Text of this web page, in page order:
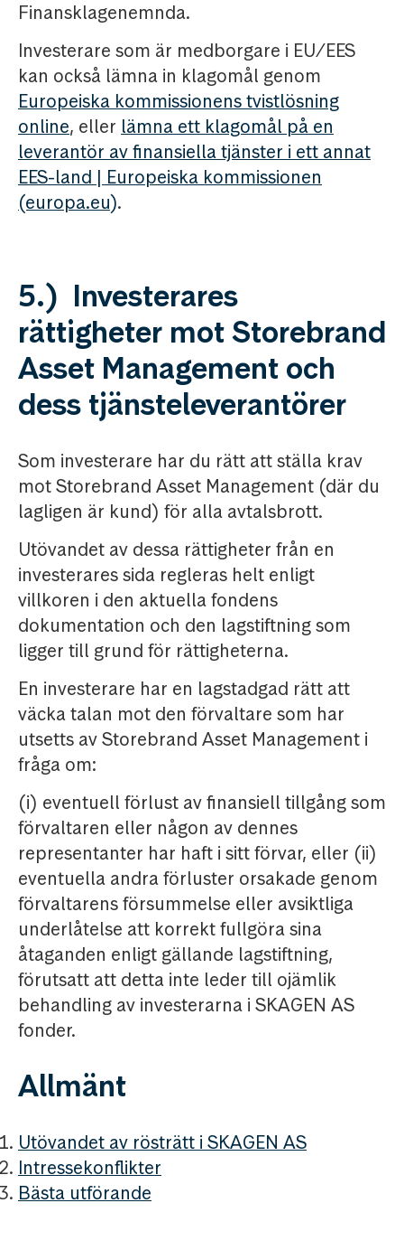
Finansklagenemnda.
Investerare som är medborgare i EU/EES
kan också lämna in klagomål genom
Europeiska kommissionens tvistlösning
online, eller lämna ett klagomål på en
leverantör av finansiella tjänster i ett annat
EES-land | Europeiska kommissionen
(europa.eu).
5.) Investerares
rättigheter mot Storebrand
Asset Management och
dess tjänsteleverantörer
Som investerare har du rätt att ställa krav
mot Storebrand Asset Management (där du
lagligen är kund) för alla avtalsbrott.
Utövandet av dessa rättigheter från en
investerares sida regleras helt enligt
villkoren i den aktuella fondens
dokumentation och den lagstiftning som
ligger till grund för rättigheterna.
En investerare har en lagstadgad rätt att
väcka talan mot den förvaltare som har
utsetts av Storebrand Asset Management i
fråga om:
(i) eventuell förlust av finansiell tillgång som
förvaltaren eller någon av dennes
representanter har haft i sitt förvar, eller (ii)
eventuella andra förluster orsakade genom
förvaltarens försummelse eller avsiktliga
underlåtelse att korrekt fullgöra sina
åtaganden enligt gällande lagstiftning,
förutsatt att detta inte leder till ojämlik
behandling av investerarna i SKAGEN AS
fonder.
Allmänt
Utövandet av rösträtt i SKAGEN AS
Intressekonflikter
Bästa utförande